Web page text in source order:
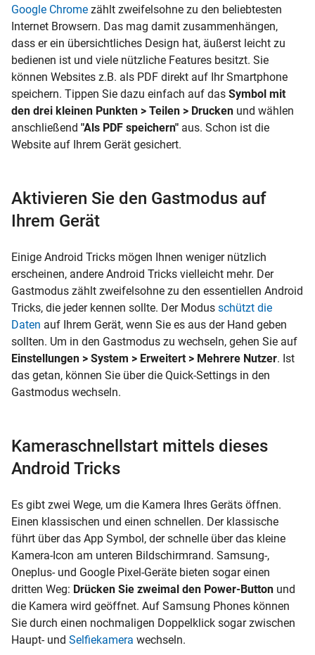
Google Chrome zählt zweifelsohne zu den beliebtesten
Internet Browsern. Das mag damit zusammenhängen,
dass er ein übersichtliches Design hat, äußerst leicht zu
bedienen ist und viele nützliche Features besitzt. Sie
können Websites z.B. als PDF direkt auf Ihr Smartphone
speichern. Tippen Sie dazu einfach auf das Symbol mit
den drei kleinen Punkten > Teilen > Drucken und wählen
anschließend "Als PDF speichern" aus. Schon ist die
Website auf Ihrem Gerät gesichert.
Aktivieren Sie den Gastmodus auf
Ihrem Gerät
Einige Android Tricks mögen Ihnen weniger nützlich
erscheinen, andere Android Tricks vielleicht mehr. Der
Gastmodus zählt zweifelsohne zu den essentiellen Android
Tricks, die jeder kennen sollte. Der Modus schützt die
Daten auf Ihrem Gerät, wenn Sie es aus der Hand geben
sollten. Um in den Gastmodus zu wechseln, gehen Sie auf
Einstellungen > System > Erweitert > Mehrere Nutzer. Ist
das getan, können Sie über die Quick-Settings in den
Gastmodus wechseln.
Kameraschnellstart mittels dieses
Android Tricks
Es gibt zwei Wege, um die Kamera Ihres Geräts öffnen.
Einen klassischen und einen schnellen. Der klassische
führt über das App Symbol, der schnelle über das kleine
Kamera-Icon am unteren Bildschirmrand. Samsung-,
Oneplus- und Google Pixel-Geräte bieten sogar einen
dritten Weg: Drücken Sie zweimal den Power-Button und
die Kamera wird geöffnet. Auf Samsung Phones können
Sie durch einen nochmaligen Doppelklick sogar zwischen
Haupt- und Selfiekamera wechseln.